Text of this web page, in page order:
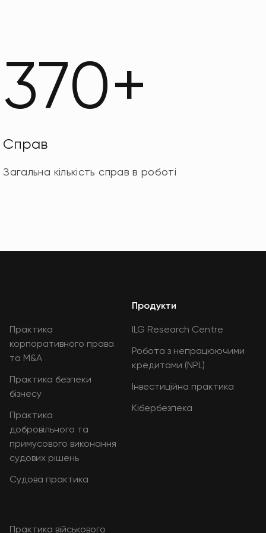
370+
Справ
Загальна кількість справ в роботі
Практика
корпоративного права
та M&A
Практика безпеки
бізнесу
Практика
добровільного та
примусового виконання
судових рішень
Судова практика
Практика військового
Продукти
ILG Research Centre
Робота з непрацюючими
кредитами (NPL)
Інвестиційна практика
Кібербезпека